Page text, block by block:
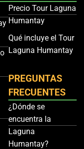
Precio Tour Laguna
Humantay
Qué incluye el Tour
Laguna Humantay
PREGUNTAS
FRECUENTES
¿Dónde se
encuentra la
Laguna
Humantay?